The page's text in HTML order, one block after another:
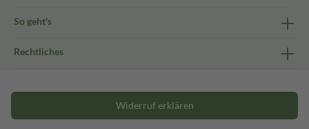
So geht's
Rechtliches
Widerruf erklären